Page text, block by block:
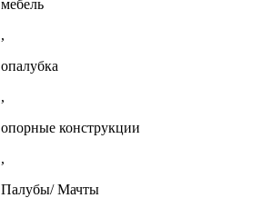
мебель
,
опалубка
,
опорные конструкции
,
Палубы/ Мачты